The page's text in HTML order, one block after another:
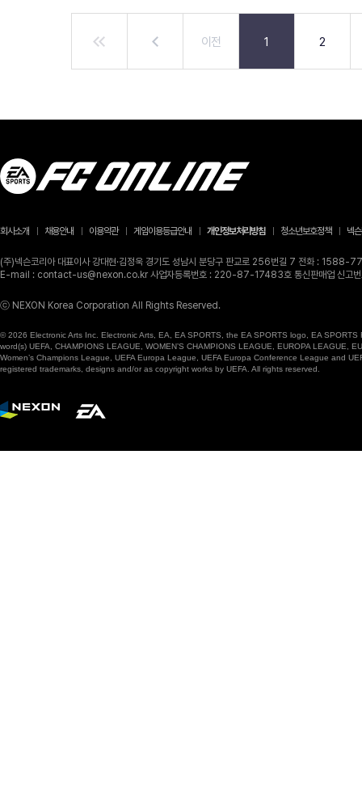
이전 1 2
회사소개 채용안내 이용약관 게임이용등급안내 개인정보처리방침 청소년보호정책 넥
(주)넥슨코리아 대표이사 강대현·김정욱 경기도 성남시 분당구 판교로 256번길 7 전화 :
E-mail : contact-us@nexon.co.kr 사업자등록번호 : 220-87-17483호 통신판매업 신고
ⓒ NEXON Korea Corporation All Rights Reserved.
© 2026 Electronic Arts Inc. Electronic Arts, EA, EA SPORTS, the EA SPORTS logo, EA
word(s) UEFA, CHAMPIONS LEAGUE, WOMEN’S CHAMPIONS LEAGUE, EUROPA LEAGUE,
Women’s Champions League, UEFA Europa League, UEFA Europa Conference League and
registered trademarks, designs and/or as copyright works by UEFA. All rights reserved.